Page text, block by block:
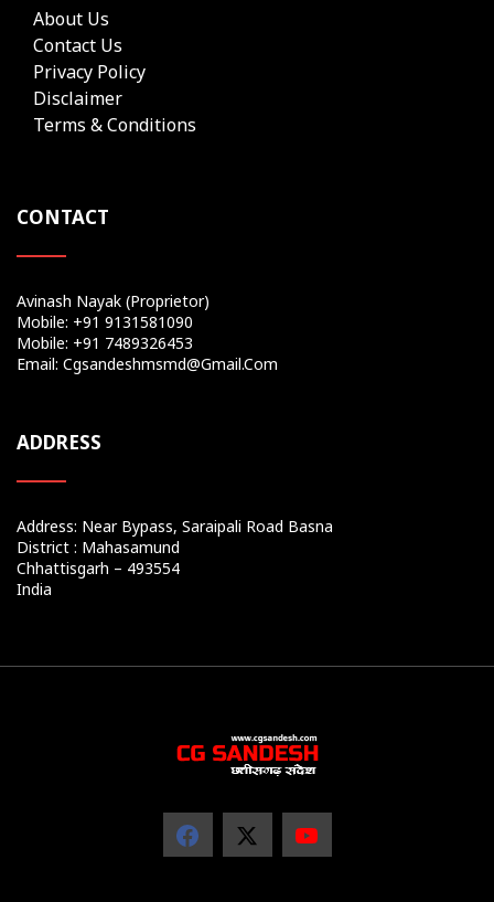
About Us
Contact Us
Privacy Policy
Disclaimer
Terms & Conditions
CONTACT
Avinash Nayak (Proprietor)
Mobile: +91 9131581090
Mobile: +91 7489326453
Email: Cgsandeshmsmd@gmail.com
ADDRESS
Address: Near Bypass, Saraipali Road Basna
District : Mahasamund
Chhattisgarh – 493554
India